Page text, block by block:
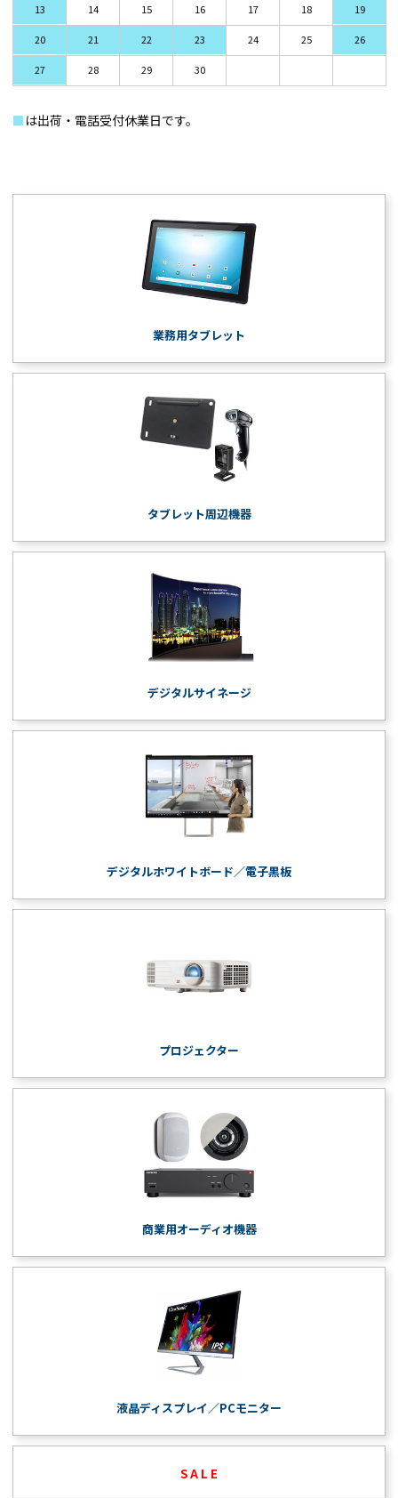
13 14 15 16 17 18 19
20 21 22 23 24 25 26
27 28 29 30
■ は出荷・電話受付休業日です。
業務用タブレット
タブレット周辺機器
デジタルサイネージ
デジタルホワイトボード／電子黒板
プロジェクター
商業用オーディオ機器
液晶ディスプレイ／PCモニター
S A L E